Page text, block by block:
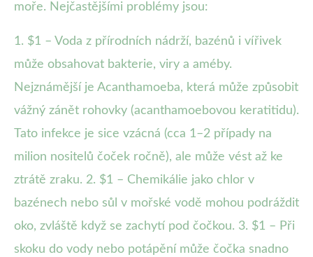
moře. Nejčastějšími problémy jsou:
1. $1 – Voda z přírodních nádrží, bazénů i vířivek
může obsahovat bakterie, viry a améby.
Nejznámější je Acanthamoeba, která může způsobit
vážný zánět rohovky (acanthamoebovou keratitidu).
Tato infekce je sice vzácná (cca 1–2 případy na
milion nositelů čoček ročně), ale může vést až ke
ztrátě zraku. 2. $1 – Chemikálie jako chlor v
bazénech nebo sůl v mořské vodě mohou podráždit
oko, zvláště když se zachytí pod čočkou. 3. $1 – Při
skoku do vody nebo potápění může čočka snadno